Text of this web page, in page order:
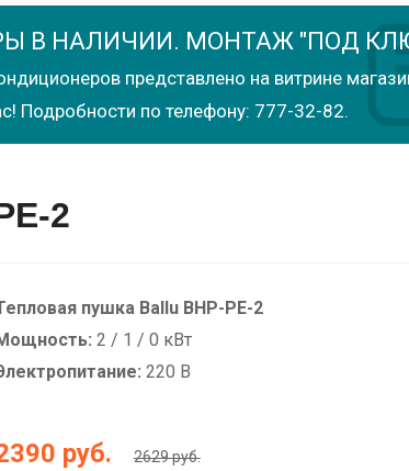
В НАЛИЧИИ. МОНТАЖ "ПОД
представлено на витрине
Подробности по телефону: 777-32-82.
2
пушка Ballu BHP-PE-2
2 / 1 / 0 кВт
220 В
руб. 2629 руб.